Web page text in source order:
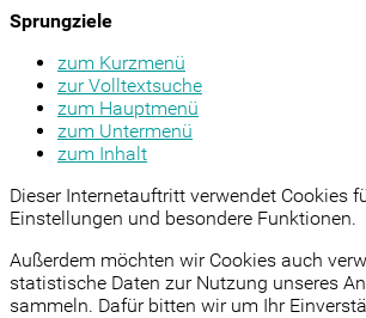
Sprungziele
zum Kurzmenü
zur Volltextsuche
zum Hauptmenü
zum Untermenü
zum Inhalt
Dieser Internetauftritt verwendet Cookies
Einstellungen und besondere Funktionen.
Außerdem möchten wir Cookies auch
statistische Daten zur Nutzung unseres
sammeln. Dafür bitten wir um Ihr